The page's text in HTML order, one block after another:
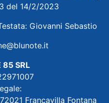
del 14/2/2023
Giovanni Sebastio
85 SRL
Francavilla Fontana